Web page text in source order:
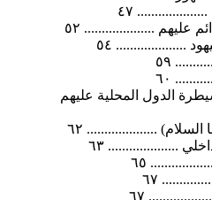
٤٧
.................... ٥٢
٥٤
المحلية عليهم
.................... ٦٢
٦٣
٦٥
٦٧
٦٧